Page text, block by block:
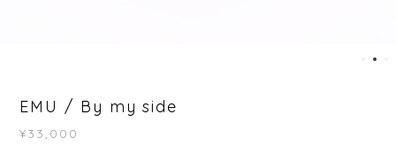
EMU / By my side
¥33,000